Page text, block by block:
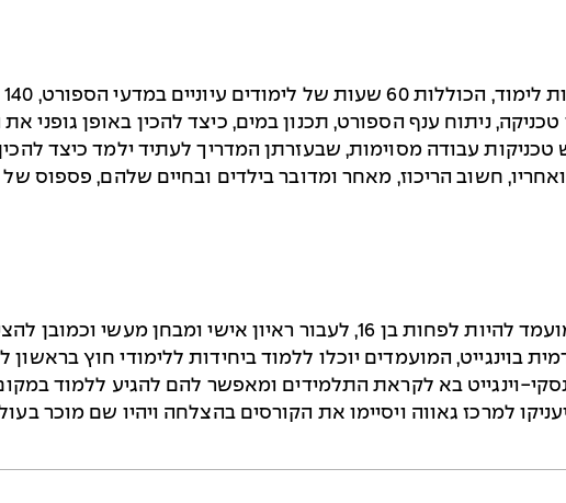
ילמד טכניקה, ניתוח ענף הספורט, תכנון במים, כיצד להכין באופן
עבודה מסוימות, שבעזרתן המדריך לעתיד ילמד כיצד
חשוב הריכוז, מאחר ומדובר בילדים ובחיים שלהם, פספוס
מצריכים מהמועמד להיות לפחות בן 16, לעבור ראיון אישי
בוינגייט, המועמדים יוכלו ללמוד ביחידות ללימודי חוץ בראשון
וינגייט בא לקראת התלמידים ומאפשר להם להגיע ללמוד
למרכז גאווה ויסיימו את הקורסים בהצלחה ויהיו שם מוכר